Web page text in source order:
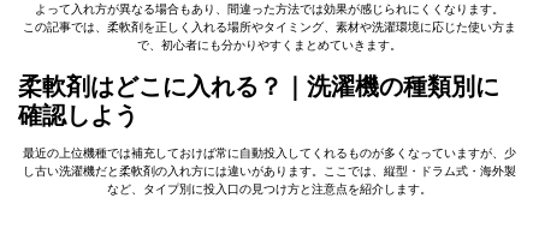
よって入れ方が異なる場合もあり、間違った方法では効果が感じられにくくなります。
この記事では、柔軟剤を正しく入れる場所やタイミング、素材や洗濯環境に応じた使い方ま
で、初心者にも分かりやすくまとめていきます。
柔軟剤はどこに入れる？｜洗濯機の種類別に
確認しよう
最近の上位機種では補充しておけば常に自動投入してくれるものが多くなっていますが、少
し古い洗濯機だと柔軟剤の入れ方には違いがあります。ここでは、縦型・ドラム式・海外製
など、タイプ別に投入口の見つけ方と注意点を紹介します。